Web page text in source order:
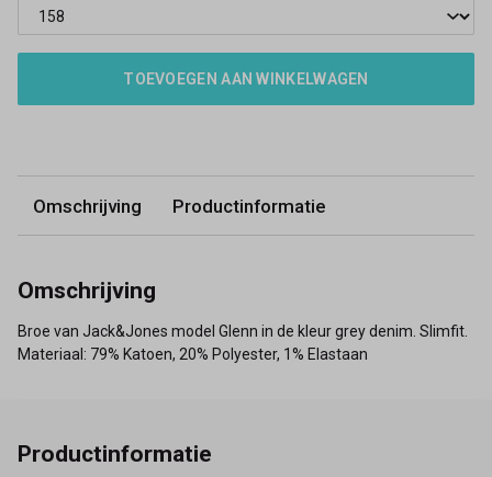
TOEVOEGEN AAN WINKELWAGEN
Omschrijving Productinformatie
Omschrijving
Broe van Jack&Jones model Glenn in de kleur grey denim. Slimfit.
Materiaal: 79% Katoen, 20% Polyester, 1% Elastaan
Productinformatie